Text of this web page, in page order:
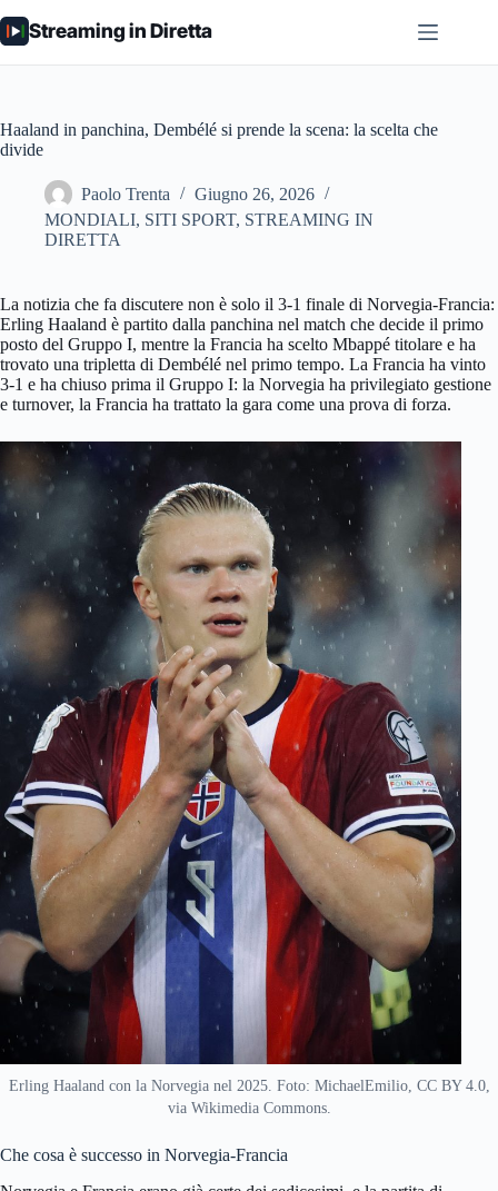
al
contenuto
Streaming in Diretta
Haaland in panchina, Dembélé si prende la scena: la scelta che
divide
Paolo Trenta
Giugno 26, 2026
MONDIALI, SITI SPORT, STREAMING IN
DIRETTA
La notizia che fa discutere non è solo il 3-1 finale di Norvegia-Francia:
Erling Haaland è partito dalla panchina nel match che decide il primo
posto del Gruppo I, mentre la Francia ha scelto Mbappé titolare e ha
trovato una tripletta di Dembélé nel primo tempo. La Francia ha vinto
3-1 e ha chiuso prima il Gruppo I: la Norvegia ha privilegiato gestione
e turnover, la Francia ha trattato la gara come una prova di forza.
Erling Haaland con la Norvegia nel 2025. Foto: MichaelEmilio, CC BY 4.0,
via Wikimedia Commons.
Che cosa è successo in Norvegia-Francia